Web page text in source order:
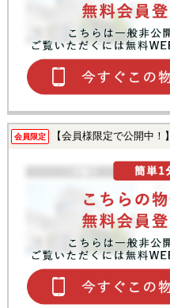
会員限定 【会員様限定で公開中！】